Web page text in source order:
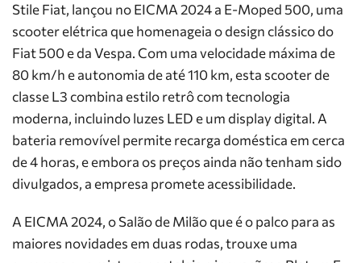
Stile Fiat, lançou no EICMA 2024 a E-Moped 500, uma
scooter elétrica que homenageia o design clássico do
Fiat 500 e da Vespa. Com uma velocidade máxima de
80 km/h e autonomia de até 110 km, esta scooter de
classe L3 combina estilo retrô com tecnologia
moderna, incluindo luzes LED e um display digital. A
bateria removível permite recarga doméstica em cerca
de 4 horas, e embora os preços ainda não tenham sido
divulgados, a empresa promete acessibilidade.
A EICMA 2024, o Salão de Milão que é o palco para as
maiores novidades em duas rodas, trouxe uma